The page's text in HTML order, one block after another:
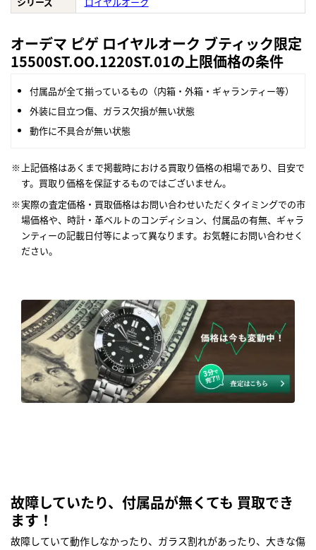
オーデマ ピゲ ロイヤルオーク ブティック限定
15500ST.OO.1220ST.01の上限価格の条件
付属品が全て揃っているもの（内箱・外箱・ギャランティー等）
外装に目立つ傷、ガラス欠損が無い状態
動作に不具合が無い状態
上記価格はあくまで掲載時における買取り価格の相場であり、目安で
す。買取り価格を保証するものではございません。
実際の査定価格・買取価格はお問い合わせいただくタイミングでの市
場価格や、時計・革ベルトのコンディション、付属品の有無、ギャラ
ンティーの記載日付等によって異なります。お気軽にお問い合わせく
ださい。
故障していたり、付属品が無くても 買取でき
ます！
故障していて動作しなかったり、ガラス割れがあったり、大きな傷